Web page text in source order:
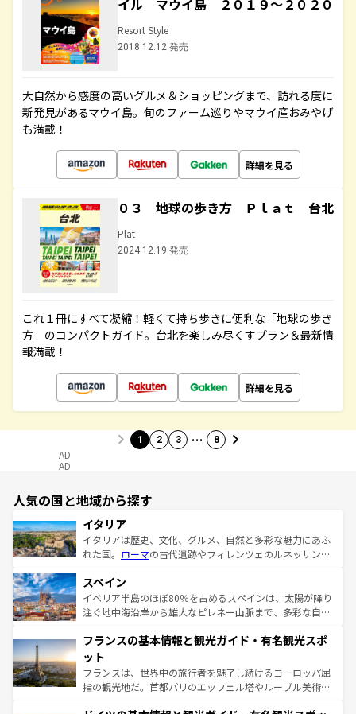
イル マウイ島 ２０１９～２０２０
Resort Style
2018.12.12 発売
大自然から感度の高いグルメ＆ショッピングまで、訪れる度に
新発見があるマウイ島。旬のファーム巡りやマウイ産おみやげ
も満載！
詳細を見る
０３ 地球の歩き方 Ｐｌａｔ 台北
Plat
2024.12.19 発売
これ１冊にすべて凝縮！軽くて持ち歩きに便利な「地球の歩き
方」のコンパクトガイド。台北を楽しみ尽くすプラン＆最新情
報満載！
詳細を見る
1 2 3 … 8
AD
AD
人気の国と地域から探す
イタリア
イタリアは歴史、文化、グルメ、自然と多彩な魅力にあふ
れた国。 ローマの古代遺跡やフィレンツェのルネッサンス
ろん、トスカーナの美しい田園風景やアマルフィ海岸の絶
景など、自然景観も見逃せない。観光の合間には、本場の
ピザやパスタなど、絶品のイタリア料理を堪能することも
ませてくれるイタリアで、忘れられない旅をしてみよう！
なお、新着のイタリア情報は
しい。
スペイン
イベリア半島のほぼ80％を占めるスペインは、太陽が降り
注ぐ地中海沿岸から雄大なピレネー山脈まで、多彩な自然
文化が根付くこの国では、情熱的なフラメンコ、熱気あふ
れる闘牛、そして美味しいタパスが生活の一部となってい
る。首都マドリードの洗練された雰囲気や、バルセロナの
アートに溢れた街角から、地方では古代ローマ遺跡や中世
フランスの基本情報と観光ガイド・有名観光スポ
ット
フランスは、世界中の旅行者を魅了し続けるヨーロッパ屈
指の観光地だ。首都パリのエッフェル塔やルーブル美術館